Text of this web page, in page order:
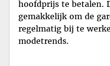
hoofdprijs te betalen.
gemakkelijk om de
regelmatig bij te
modetrends.